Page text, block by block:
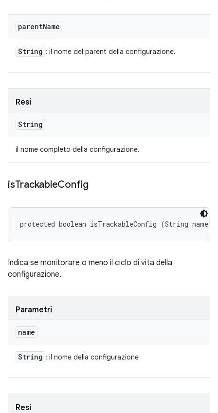
parentName
String : il nome del parent della configurazione.
Resi
String
il nome completo della configurazione.
isTrackableConfig
protected boolean isTrackableConfig (String name)
Indica se monitorare o meno il ciclo di vita della
configurazione.
Parametri
name
String : il nome della configurazione
Resi